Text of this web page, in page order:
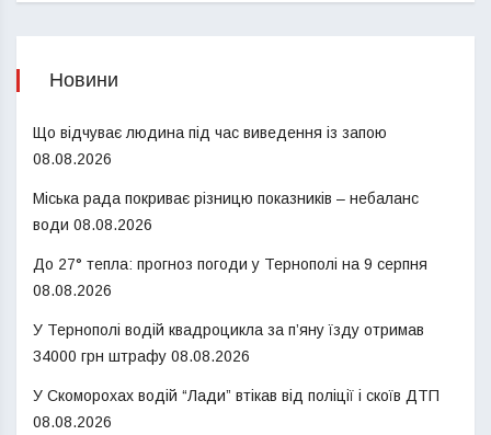
Новини
Що відчуває людина під час виведення із запою
08.08.2026
Міська рада покриває різницю показників – небаланс
води 08.08.2026
До 27° тепла: прогноз погоди у Тернополі на 9 серпня
08.08.2026
У Тернополі водій квадроцикла за п’яну їзду отримав
34000 грн штрафу 08.08.2026
У Скоморохах водій “Лади” втікав від поліції і скоїв ДТП
08.08.2026